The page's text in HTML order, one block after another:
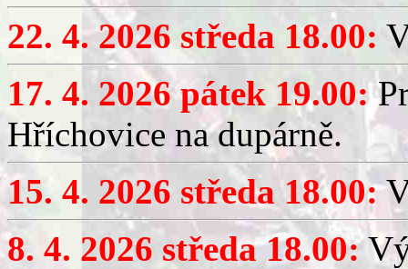
22. 4. 2026 středa 18.00:
17. 4. 2026 pátek 19.00:
Hříchovice na dupárně.
15. 4. 2026 středa 18.00:
8. 4. 2026 středa 18.00: